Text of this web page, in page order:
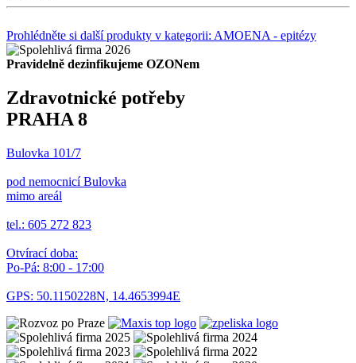
Prohlédněte si další produkty v kategorii: AMOENA - epitézy
Pravidelně dezinfikujeme OZONem
Zdravotnické potřeby
PRAHA 8
Bulovka 101/7
pod nemocnicí Bulovka
mimo areál
tel.: 605 272 823
Otvírací doba:
Po-Pá: 8:00 - 17:00
GPS: 50.1150228N, 14.4653994E